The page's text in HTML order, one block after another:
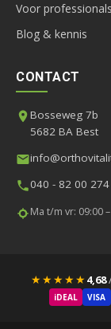
Voor professionals
Blog & kennis
CONTACT
Bosseweg 7b
5682 BA Best
040 - 82 00 274
Ma t/m vr: 09:00
★★★★★4,68
iDEAL VISA